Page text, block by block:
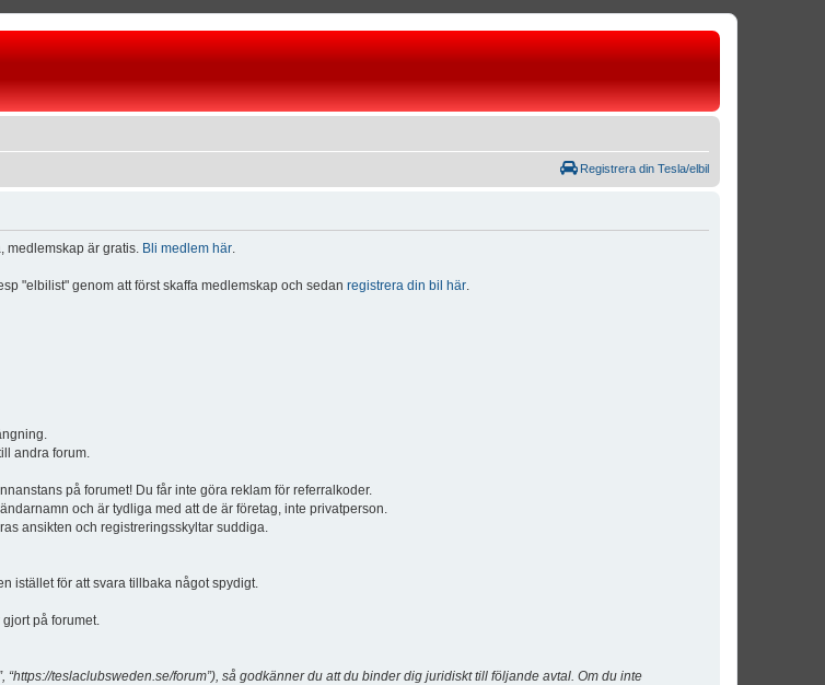
Registrera din Tesla/elbil
medlemskap är gratis. Bli medlem här.
"elbilist" genom att först skaffa medlemskap och sedan registrera din bil här.
andra forum.
på forumet! Du får inte göra reklam för referralkoder.
och är tydliga med att de är företag, inte privatperson.
ansikten och registreringsskyltar suddiga.
istället för att svara tillbaka något spydigt.
på forumet.
“https://teslaclubsweden.se/forum”), så godkänner du att du binder dig juridiskt till följande avtal. Om du inte